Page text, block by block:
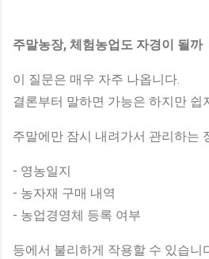
주말농장, 체험농업도 자경이 될까
이 질문은 매우 자주 나옵니다.
결론부터 말하면 가능은 하지만 쉽
주말에만 잠시 내려가서 관리하는
- 영농일지
- 농자재 구매 내역
- 농업경영체 등록 여부
등에서 불리하게 작용할 수 있습니